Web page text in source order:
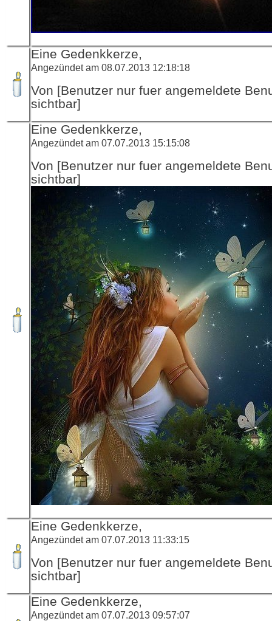
Eine Gedenkkerze,
Angezündet am 08.07.2013 12:18:18
Von [Benutzer nur fuer angemeldete
sichtbar]
Eine Gedenkkerze,
Angezündet am 07.07.2013 15:15:08
Von [Benutzer nur fuer angemeldete
sichtbar]
Eine Gedenkkerze,
Angezündet am 07.07.2013 11:33:15
Von [Benutzer nur fuer angemeldete
sichtbar]
Eine Gedenkkerze,
Angezündet am 07.07.2013 09:57:07